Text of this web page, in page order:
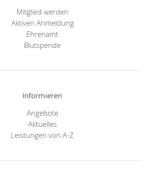
Mitglied werden
Aktiven Anmeldung
Ehrenamt
Blutspende
Informieren
Angebote
Aktuelles
Leistungen von A-Z